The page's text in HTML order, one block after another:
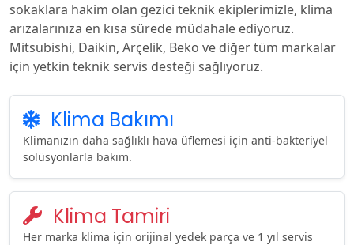
sokaklara hakim olan gezici teknik ekiplerimizle, klima
arızalarınıza en kısa sürede müdahale ediyoruz.
Mitsubishi, Daikin, Arçelik, Beko ve diğer tüm markalar
için yetkin teknik servis desteği sağlıyoruz.
Klima Bakımı
Klimanızın daha sağlıklı hava üflemesi için anti-bakteriyel
solüsyonlarla bakım.
Klima Tamiri
Her marka klima için orijinal yedek parça ve 1 yıl servis